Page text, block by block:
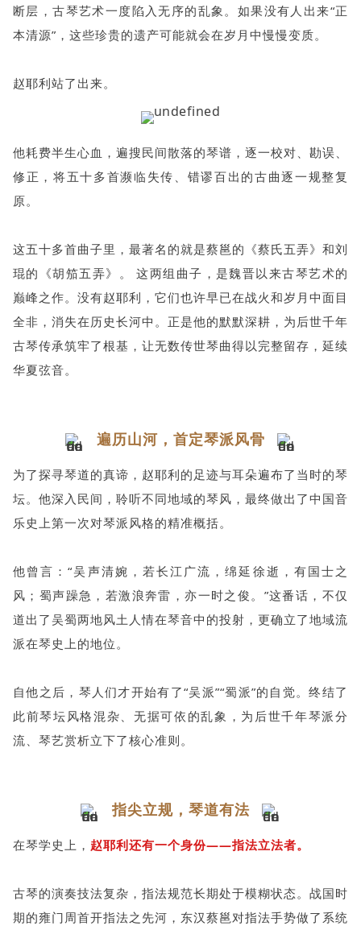
断层，古琴艺术一度陷入无序的乱象。如果没有人出来“正
本清源”，这些珍贵的遗产可能就会在岁月中慢慢变质。
赵耶利站了出来。
他耗费半生心血，遍搜民间散落的琴谱，逐一校对、勘误、
修正，将五十多首濒临失传、错谬百出的古曲逐一规整复
原。
这五十多首曲子里，最著名的就是蔡邕的《蔡氏五弄》和刘
琨的《胡笳五弄》。 这两组曲子，是魏晋以来古琴艺术的
巅峰之作。没有赵耶利，它们也许早已在战火和岁月中面目
全非，消失在历史长河中。正是他的默默深耕，为后世千年
古琴传承筑牢了根基，让无数传世琴曲得以完整留存，延续
华夏弦音。
遍历山河，首定琴派风骨
为了探寻琴道的真谛，赵耶利的足迹与耳朵遍布了当时的琴
坛。他深入民间，聆听不同地域的琴风，最终做出了中国音
乐史上第一次对琴派风格的精准概括。
他曾言：“吴声清婉，若长江广流，绵延徐逝，有国士之
风；蜀声躁急，若激浪奔雷，亦一时之俊。”这番话，不仅
道出了吴蜀两地风土人情在琴音中的投射，更确立了地域流
派在琴史上的地位。
自他之后，琴人们才开始有了“吴派”“蜀派”的自觉。终结了
此前琴坛风格混杂、无据可依的乱象，为后世千年琴派分
流、琴艺赏析立下了核心准则。
指尖立规，琴道有法
在琴学史上， 赵耶利还有一个身份——指法立法者。
古琴的演奏技法复杂，指法规范长期处于模糊状态。战国时
期的雍门周首开指法之先河，东汉蔡邕对指法手势做了系统